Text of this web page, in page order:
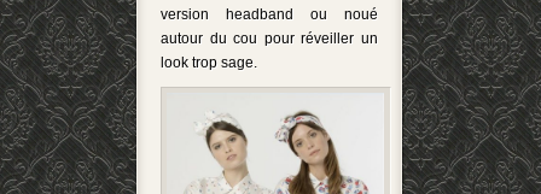
version headband ou noué
autour du cou pour réveiller un
look trop sage.